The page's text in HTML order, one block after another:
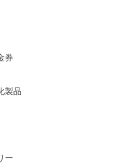
券
製品
ー